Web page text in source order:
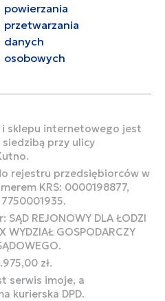
powierzania
przetwarzania
danych
osobowych
sklepu internetowego jest
siedzibą przy ulicy
rejestru przedsiębiorców w
KRS: 0000198877,
REJONOWY DLA ŁODZI
WYDZIAŁ GOSPODARCZY
zł.
serwis imoje, a
kurierska DPD.